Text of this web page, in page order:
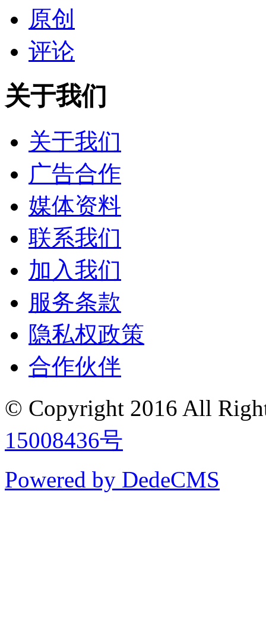
原创
评论
关于我们
关于我们
广告合作
媒体资料
联系我们
加入我们
服务条款
隐私权政策
合作伙伴
© Copyright 2016 All
15008436号
Powered by DedeCMS